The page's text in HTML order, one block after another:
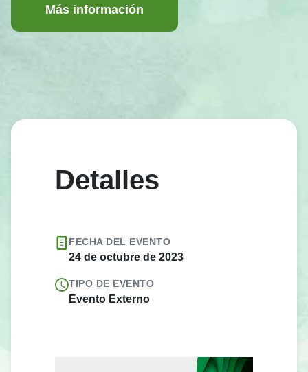
Más información
Detalles
FECHA DEL EVENTO
24 de octubre de 2023
TIPO DE EVENTO
Evento Externo